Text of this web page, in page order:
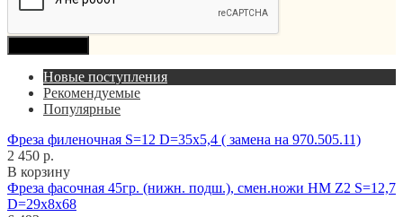
Новые поступления
Рекомендуемые
Популярные
Фреза филеночная S=12 D=35x5,4 ( замена на 970.505.11)
2 450 р.
В корзину
Фреза фасочная 45гр. (нижн. подш.), смен.ножи HM Z2 S=12,7
D=29x8x68